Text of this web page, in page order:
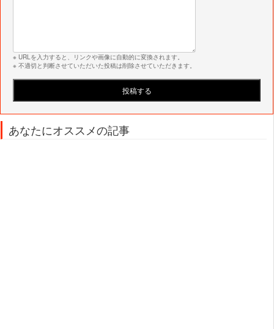
※ URLを入力すると、リンクや画像に自動的に変換されます。
※ 不適切と判断させていただいた投稿は削除させていただきます。
あなたにオススメの記事